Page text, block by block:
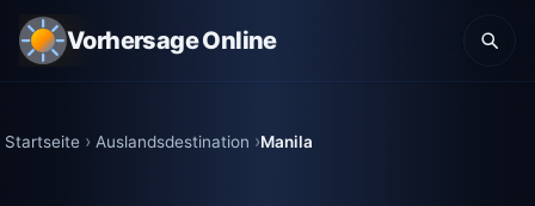
Vorhersage Online
Startseite Auslandsdestination Manila